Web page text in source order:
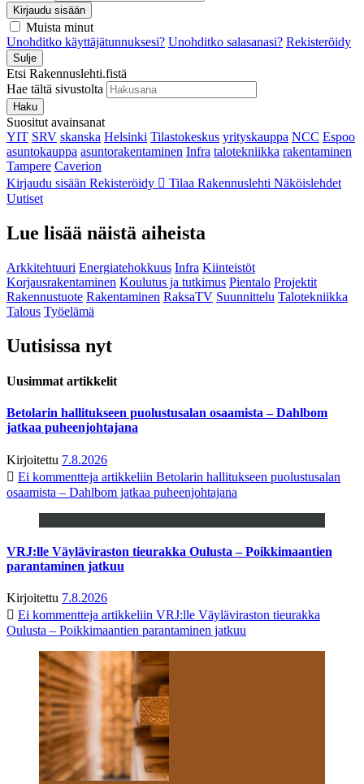
Kirjaudu sisään
Muista minut
Unohditko käyttäjätunnuksesi? Unohditko salasanasi? Rekisteröidy
Sulje
Etsi Rakennuslehti.fistä
Hae tältä sivustolta
Haku
Suositut avainsanat
YIT SRV skanska Helsinki Tilastokeskus yrityskauppa NCC Espoo
asuntokauppa asuntorakentaminen Infra talotekniikka rakentaminen
Tampere Caverion
Kirjaudu sisään Rekisteröidy Tilaa Rakennuslehti Näköislehdet
Uutiset
Lue lisää näistä aiheista
Arkkitehtuuri Energiatehokkuus Infra Kiinteistöt
Korjausrakentaminen Koulutus ja tutkimus Pientalo Projektit
Rakennustuote Rakentaminen RaksaTV Suunnittelu Talotekniikka
Talous Työelämä
Uutisissa nyt
Uusimmat artikkelit
Betolarin hallitukseen puolustusalan osaamista – Dahlbom
jatkaa puheenjohtajana
Kirjoitettu 7.8.2026
Ei kommentteja artikkeliin Betolarin hallitukseen puolustusalan
osaamista – Dahlbom jatkaa puheenjohtajana
VRJ:lle Väyläviraston tieurakka Oulusta – Poikkimaantien
parantaminen jatkuu
Kirjoitettu 7.8.2026
Ei kommentteja artikkeliin VRJ:lle Väyläviraston tieurakka
Oulusta – Poikkimaantien parantaminen jatkuu